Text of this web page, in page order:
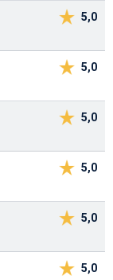
5,0
5,0
5,0
5,0
5,0
5,0